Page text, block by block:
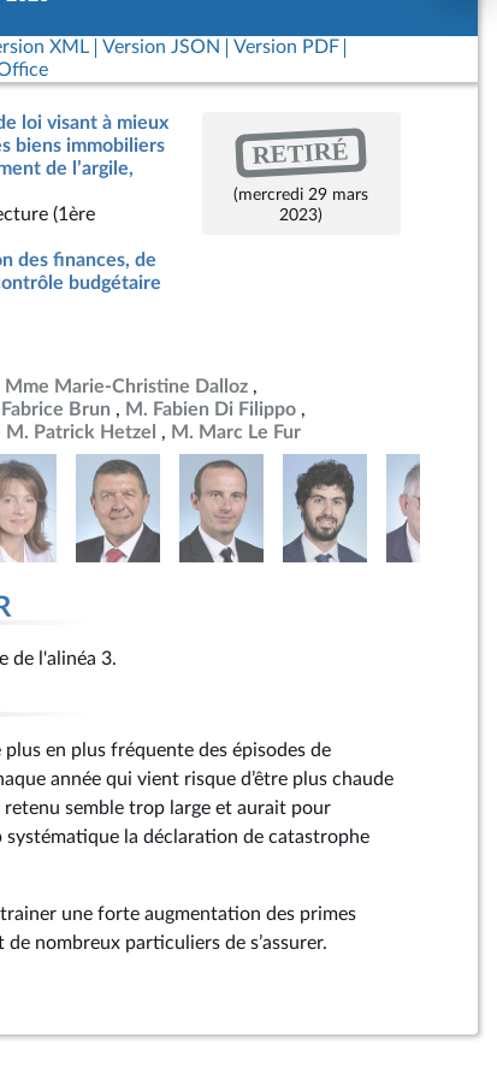
XML Version JSON
Version PDF
loi visant à mieux
biens immobiliers
de l’argile,
(1ère
des finances, de
budgétaire
RETIRÉ
(mercredi 29 mars
2023)
Mme Marie-Christine Dalloz
Brun
M. Fabien Di Filippo
M. Patrick Hetzel M. Marc Le Fur
de l'alinéa 3.
en plus fréquente des épisodes de
année qui vient risque d’être plus chaude
semble trop large et aurait pour
la déclaration de catastrophe
une forte augmentation des primes
de nombreux particuliers de s’assurer.